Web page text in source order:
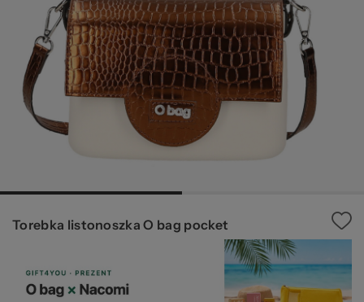
Torebka listonoszka O bag pocket